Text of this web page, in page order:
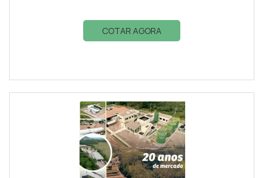
COTAR AGORA